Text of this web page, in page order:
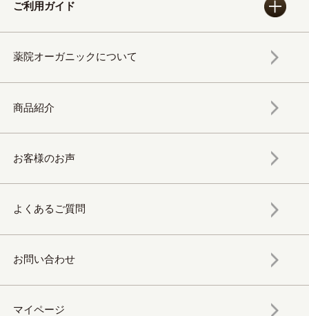
ご利用ガイド
薬院オーガニックについて
商品紹介
お客様のお声
よくあるご質問
お問い合わせ
マイページ